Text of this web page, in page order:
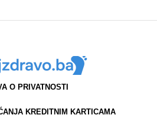
O PRIVATNOSTI
KREDITNIM KARTICAMA